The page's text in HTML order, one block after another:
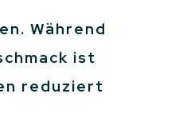
Während
ist
reduziert